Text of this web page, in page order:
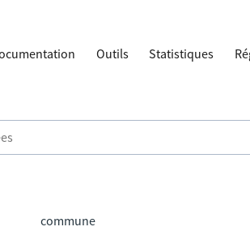
Outils Statistiques
commune